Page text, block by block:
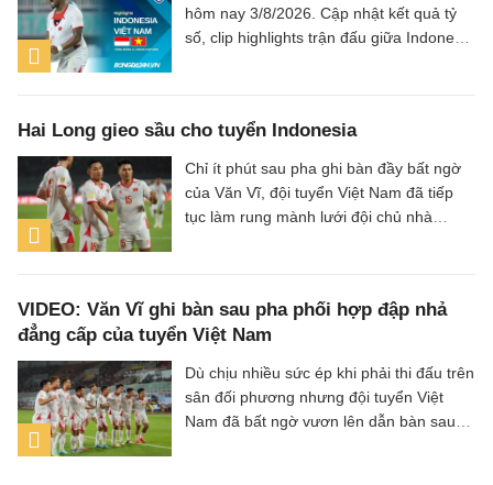
hôm nay 3/8/2026. Cập nhật kết quả tỷ
số, clip highlights trận đấu giữa Indonesia
Hai Long gieo sầu cho tuyển Indonesia
Chỉ ít phút sau pha ghi bàn đầy bất ngờ
của Văn Vĩ, đội tuyển Việt Nam đã tiếp
tục làm rung mành lưới đội chủ nhà
VIDEO: Văn Vĩ ghi bàn sau pha phối hợp đập nhả
đẳng cấp của tuyển Việt Nam
Dù chịu nhiều sức ép khi phải thi đấu trên
sân đối phương nhưng đội tuyển Việt
Nam đã bất ngờ vươn lên dẫn bàn sau